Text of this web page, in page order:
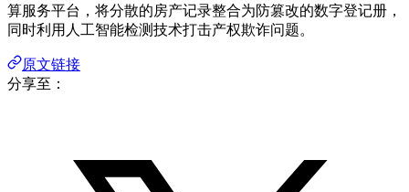
算服务平台，将分散的房产记录整合为防篡改的数字登记册，
同时利用人工智能检测技术打击产权欺诈问题。
原文链接
分享至：